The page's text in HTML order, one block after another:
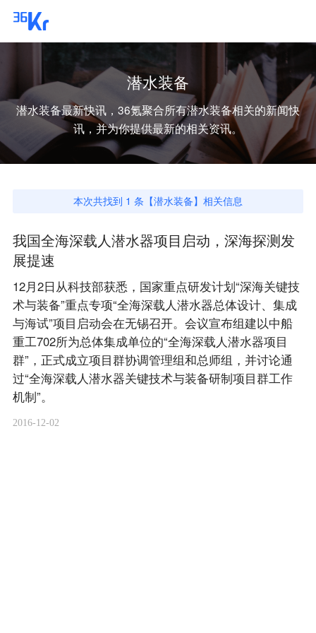
潜水装备
潜水装备最新快讯，36氪聚合所有潜水装备相关的新闻快
讯，并为你提供最新的相关资讯。
本次共找到 1 条【潜水装备】相关信息
我国全海深载人潜水器项目启动，深海探测发
展提速
12月2日从科技部获悉，国家重点研发计划“深海关键技
术与装备”重点专项“全海深载人潜水器总体设计、集成
与海试”项目启动会在无锡召开。会议宣布组建以中船
重工702所为总体集成单位的“全海深载人潜水器项目
群”，正式成立项目群协调管理组和总师组，并讨论通
过“全海深载人潜水器关键技术与装备研制项目群工作
机制”。
2016-12-02